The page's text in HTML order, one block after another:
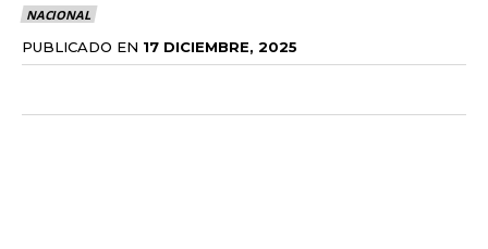
NACIONAL
PUBLICADO EN 17 DICIEMBRE, 2025